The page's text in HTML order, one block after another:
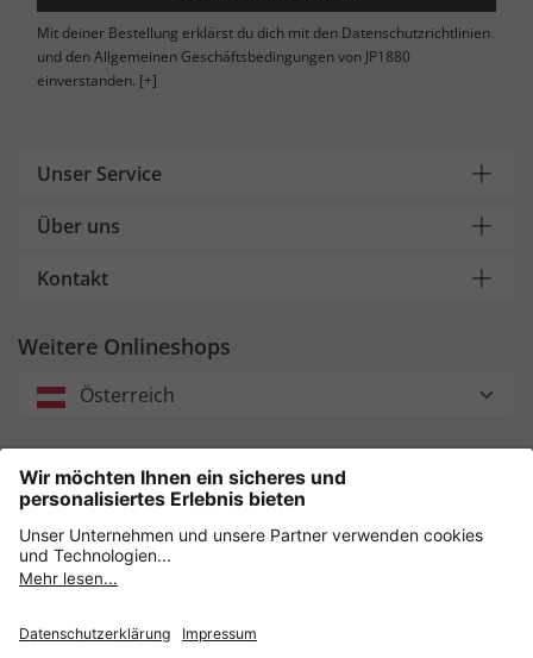
Mit deiner Bestellung erklärst du dich mit den Datenschutzrichtlinien
und den Allgemeinen Geschäftsbedingungen von JP1880
einverstanden. [+]
Unser Service
Über uns
Kontakt
Weitere Onlineshops
Österreich
Unsere Zahlungsarten
Sicher einkaufen mit